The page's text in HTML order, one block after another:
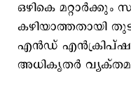
ഒഴികെ മറ്റാർക്കും
കഴിയാത്തതായി
എൻഡ് എൻക്രിപ്ഷൻ
അധികൃതർ